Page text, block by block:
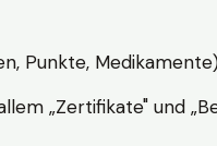
Punkte,
„Zertifikate" und